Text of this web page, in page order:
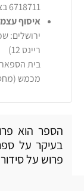
6718711 בצירוף מספר הזמנה).
איסוף
ירושלים:
ריינס 12)
בית
מכמש
הספר הוא
בעיקר על
פרוש על